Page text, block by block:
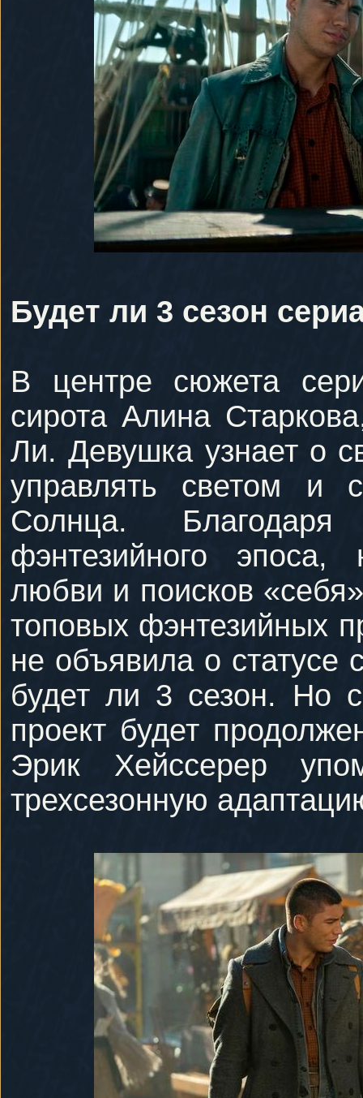
Будет ли 3 сезон
В центре сюжета
сирота Алина
Ли. Девушка узнает о
управлять светом и
Солнца. Благодаря
фэнтезийного эпоса,
любви и поисков
топовых фэнтезийных
не объявила о статусе
будет ли 3 сезон. Но
проект будет
Эрик Хейссерер
трехсезонную